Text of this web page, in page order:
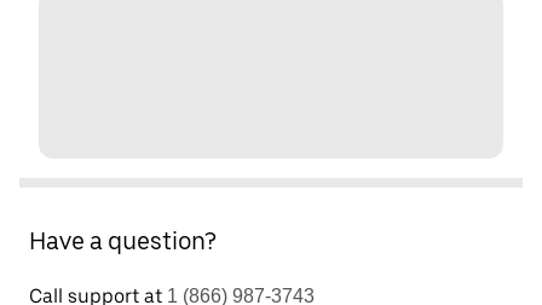
Have a question?
Call support at 1 (866) 987-3743